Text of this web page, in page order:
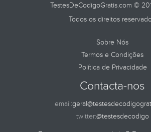
TestesDeCodigoGratis.com ©
Todos os direitos
Sobre Nós
Termos e Condições
Política de Privacidade
Contacta-nos
email:
twitter:@testesdecodigo